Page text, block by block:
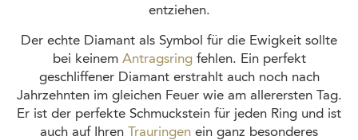
entziehen.
Der echte Diamant als Symbol für die Ewigkeit sollte
bei keinem Antragsringfehlen. Ein perfekt
geschliffener Diamant erstrahlt auch noch nach
Jahrzehnten im gleichen Feuer wie am allerersten Tag.
Er ist der perfekte Schmuckstein für jeden Ring und ist
auch auf Ihren Trauringen ein ganz besonderes